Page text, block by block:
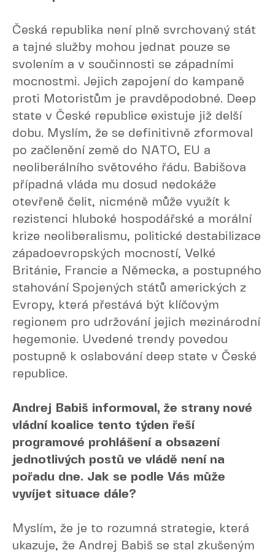
Česká republika není plně svrchovaný stát
a tajné služby mohou jednat pouze se
svolením a v součinnosti se západními
mocnostmi. Jejich zapojení do kampaně
proti Motoristům je pravděpodobné. Deep
state v České republice existuje již delší
dobu. Myslím, že se definitivně zformoval
po začlenění země do NATO, EU a
neoliberálního světového řádu. Babišova
případná vláda mu dosud nedokáže
otevřeně čelit, nicméně může využít k
rezistenci hluboké hospodářské a morální
krize neoliberalismu, politické destabilizace
západoevropských mocností, Velké
Británie, Francie a Německa, a postupného
stahování Spojených států amerických z
Evropy, která přestává být klíčovým
regionem pro udržování jejich mezinárodní
hegemonie. Uvedené trendy povedou
postupně k oslabování deep state v České
republice.
Andrej Babiš informoval, že strany nové
vládní koalice tento týden řeší
programové prohlášení a obsazení
jednotlivých postů ve vládě není na
pořadu dne. Jak se podle Vás může
vyvíjet situace dále?
Myslím, že je to rozumná strategie, která
ukazuje, že Andrej Babiš se stal zkušeným